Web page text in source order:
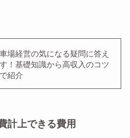
場経営の気になる疑問に答え
！基礎知識から高収入のコツ
紹介
計上できる費用